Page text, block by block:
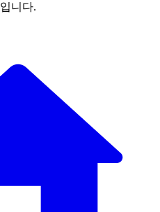
니다.